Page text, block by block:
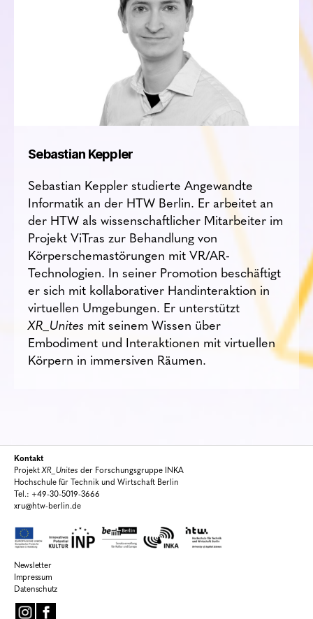
Sebastian Keppler
Sebastian Keppler studierte Angewandte
Informatik an der HTW Berlin. Er arbeitet an
der HTW als wissenschaftlicher Mitarbeiter im
Projekt ViTras zur Behandlung von
Körperschemastörungen mit VR/AR-
Technologien. In seiner Promotion beschäftigt
er sich mit kollaborativer Handinteraktion in
virtuellen Umgebungen. Er unterstützt
XR_Unites mit seinem Wissen über
Embodiment und Interaktionen mit virtuellen
Körpern in immersiven Räumen.
Kontakt
ProjektXR_Unites der Forschungsgruppe INKA
Hochschule für Technik und Wirtschaft Berlin
Tel.: +49-30-5019-3666
xru@htw-berlin.de
Newsletter
Impressum
Datenschutz